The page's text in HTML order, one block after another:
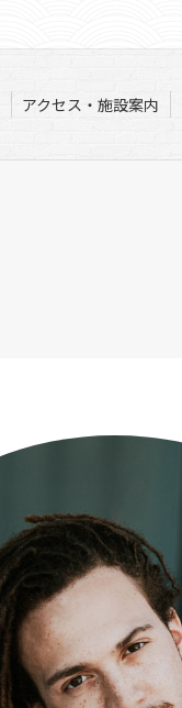
アクセス・施設案内